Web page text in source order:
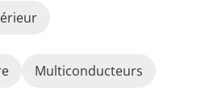
Multiconducteurs